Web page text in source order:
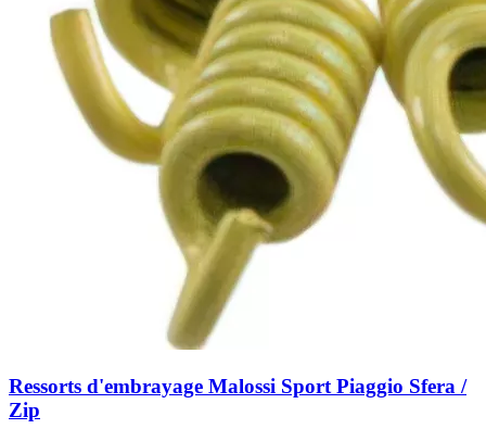
Ressorts d'embrayage Malossi Sport Piaggio Sfera /
Zip